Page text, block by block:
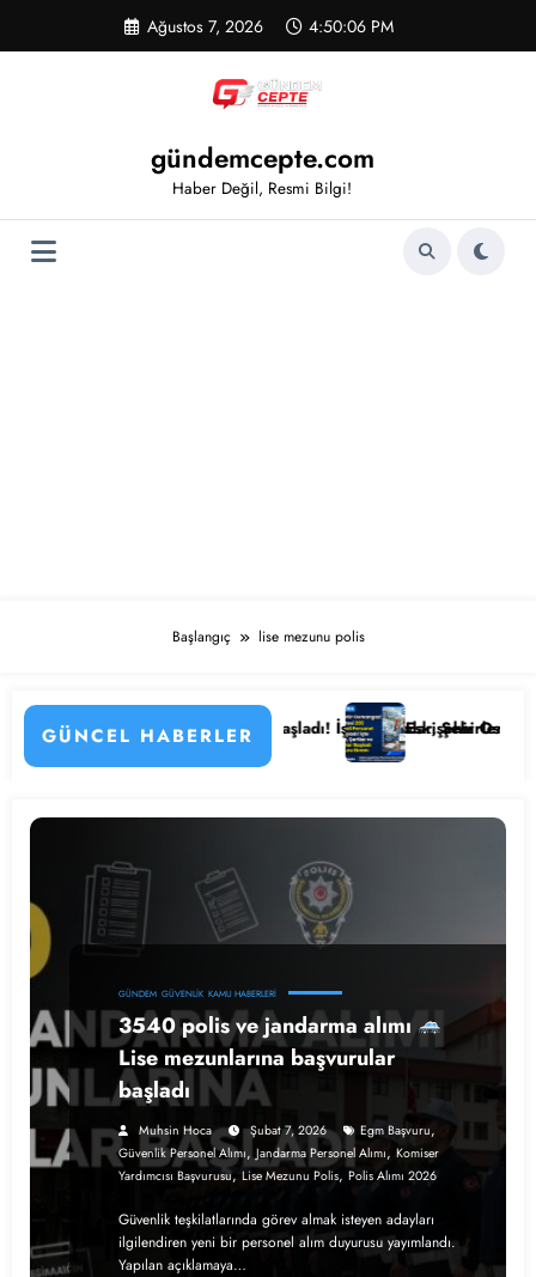
Ağustos 7, 2026 4:50:06 PM
gündemcepte.com
Haber Değil, Resmi Bilgi!
Başlangıç lise mezunu polis
GÜNCEL HABERLER
Personel Alımı Başladı! İşte Kadrolar, Şehirler ve Başvuru
Eskişehir Osmangazi
GÜNDEM GÜVENLIK KAMU HABERLERI
3540 polis ve jandarma alımı
Lise mezunlarına başvurular
başladı
Muhsin Hoca Şubat 7, 2026 Egm Başvuru,
Güvenlik Personel Alımı, Jandarma Personel Alımı, Komiser
Yardımcısı Başvurusu, Lise Mezunu Polis, Polis Alımı 2026
Güvenlik teşkilatlarında görev almak isteyen adayları
ilgilendiren yeni bir personel alım duyurusu yayımlandı.
Yapılan açıklamaya…